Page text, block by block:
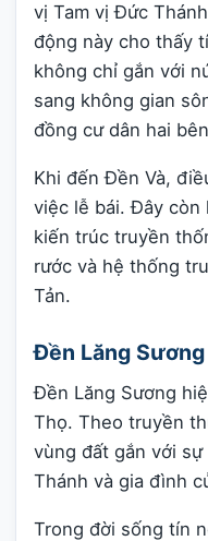
vị Tam vị Đức
động này cho thấy
không chỉ gắn với
sang không gian
đồng cư dân hai
Khi đến Đền Và,
việc lễ bái. Đây còn
kiến trúc truyền
rước và hệ thống
Tản.
Đền Lăng
Đền Lăng Sương
Thọ. Theo truyền
vùng đất gắn với sự
Thánh và gia đình
Trong đời sống tín